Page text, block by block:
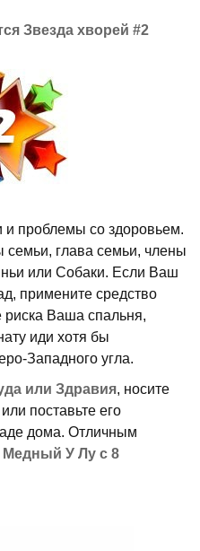
Звезда хворей #2
и проблемы со здоровьем.
глава семьи, члены
или Собаки. Если Ваш
примените средство
Ваша спальня,
иди хотя бы
Западного угла.
или Здравия, носите
или поставьте его
дома. Отличным
Медный У Лу с 8